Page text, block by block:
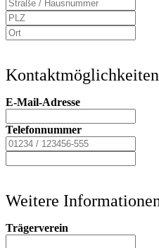
Kontaktmöglichkeiten
E-Mail-Adresse
Telefonnummer
Weitere
Trägerverein